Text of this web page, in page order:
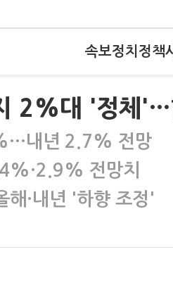
속보정치 정책
2%대 '정체
내년 2.7% 전망
전망치
해·내년 '하향 조정'